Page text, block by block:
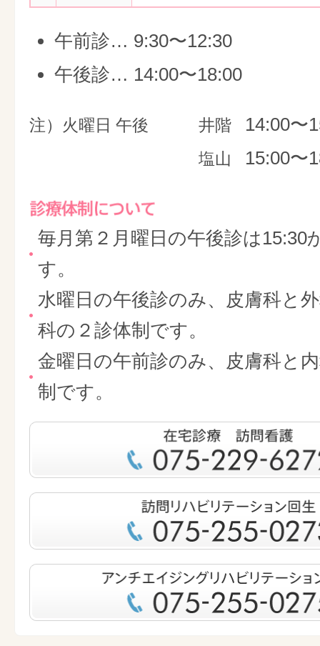
午前診… 9:30〜12:30
午後診… 14:00〜18:00
注）火曜日 午後 井階 14:00〜
塩山 15:00〜
毎月第２月曜日の午後診は15:30
す。
水曜日の午後診のみ、皮膚科と
科の２診体制です。
金曜日の午前診のみ、皮膚科と
制です。